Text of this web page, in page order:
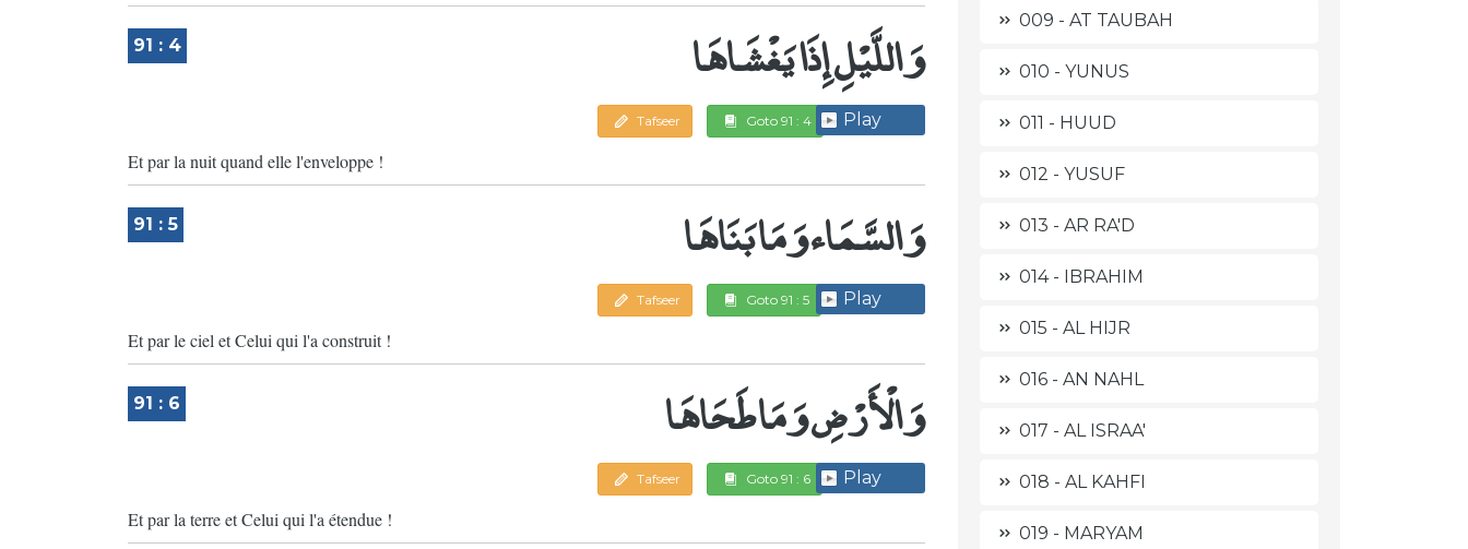
91 : 4 وَاللَّيْلِ إِذَا يَغْشَاهَا
Tafseer Goto 91 : 4 Play
Et par la nuit quand elle l'enveloppe !
91 : 5 وَالسَّمَاء وَمَا بَنَاهَا
Tafseer Goto 91 : 5 Play
Et par le ciel et Celui qui l'a construit !
91 : 6 وَالْأَرْضِ وَمَا طَحَاهَا
Tafseer Goto 91 : 6 Play
Et par la terre et Celui qui l'a étendue !
009 - AT TAUBAH
010 - YUNUS
011 - HUUD
012 - YUSUF
013 - AR RA'D
014 - IBRAHIM
015 - AL HIJR
016 - AN NAHL
017 - AL ISRAA'
018 - AL KAHFI
019 - MARYAM